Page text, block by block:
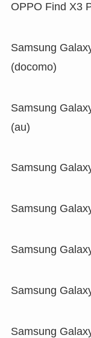
OPPO Find
Samsung
(docomo)
Samsung
(au)
Samsung
Samsung
Samsung
Samsung
Samsung